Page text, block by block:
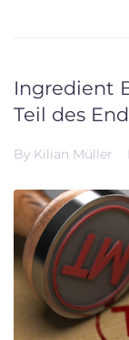
Ingredient
Teil des
By Kilian Müller